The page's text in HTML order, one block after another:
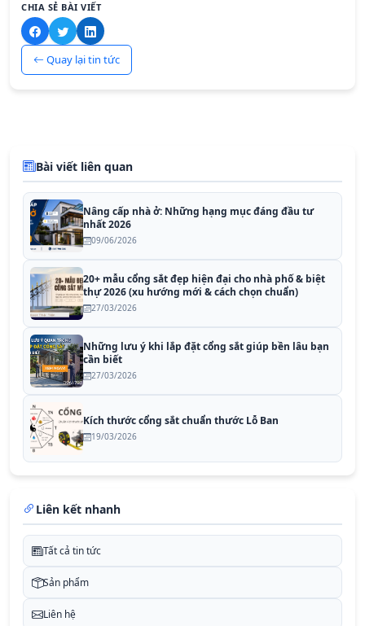
CHIA SẺ BÀI VIẾT
Quay lại tin tức
Bài viết liên quan
Nâng cấp nhà ở: Những hạng mục đáng đầu tư
nhất 2026
09/06/2026
20+ mẫu cổng sắt đẹp hiện đại cho nhà phố & biệt
thự 2026 (xu hướng mới & cách chọn chuẩn)
27/03/2026
Những lưu ý khi lắp đặt cổng sắt giúp bền lâu bạn
cần biết
27/03/2026
Kích thước cổng sắt chuẩn thước Lỗ Ban
19/03/2026
Liên kết nhanh
Tất cả tin tức
Sản phẩm
Liên hệ